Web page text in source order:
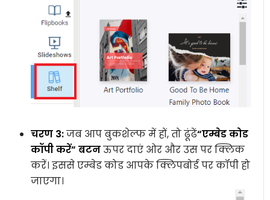
चरण 3:जब आप बुकशेल्फ में हों, तो ढूंढें“एम्बेड कोड
कॉपी करें” बटनऊपर दाएं ओर और उस पर क्लिक
करें। इससे एम्बेड कोड आपके क्लिपबोर्ड पर कॉपी हो
जाएगा।